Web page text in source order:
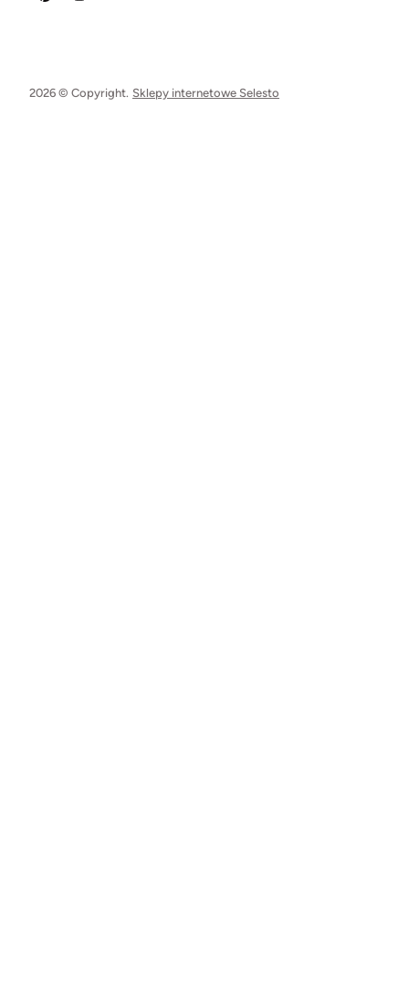
2026 © Copyright. Sklepy internetowe Selesto